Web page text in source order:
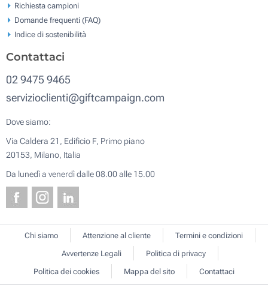
Richiesta campioni
Domande frequenti (FAQ)
Indice di sostenibilità
Contattaci
02 9475 9465
servizioclienti@giftcampaign.com
Dove siamo:
Via Caldera 21, Edificio F, Primo piano
20153, Milano, Italia
Da lunedì a venerdì dalle 08.00 alle 15.00
Chi siamo Attenzione al cliente
Termini e condizioni
Avvertenze Legali
Politica di privacy
Politica dei cookies
Mappa del sito Contattaci